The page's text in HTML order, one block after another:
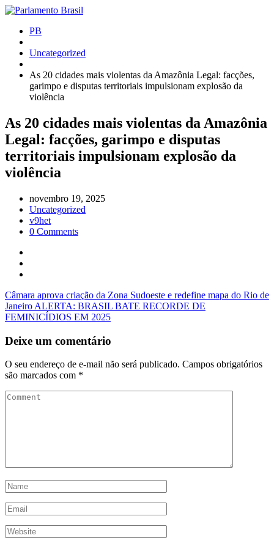
PB
Uncategorized
As 20 cidades mais violentas da Amazônia Legal: facções,
garimpo e disputas territoriais impulsionam explosão da
violência
As 20 cidades mais violentas da Amazônia
Legal: facções, garimpo e disputas
territoriais impulsionam explosão da
violência
novembro 19, 2025
Uncategorized
v9het
0 Comments
Câmara aprova criação da Zona Sudoeste e redefine mapa do Rio de
Janeiro ALERTA: BRASIL BATE RECORDE DE
FEMINICÍDIOS EM 2025
Deixe um comentário
O seu endereço de e-mail não será publicado. Campos obrigatórios
são marcados com *